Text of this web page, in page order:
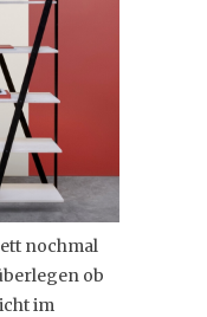
nochmal
ob
im